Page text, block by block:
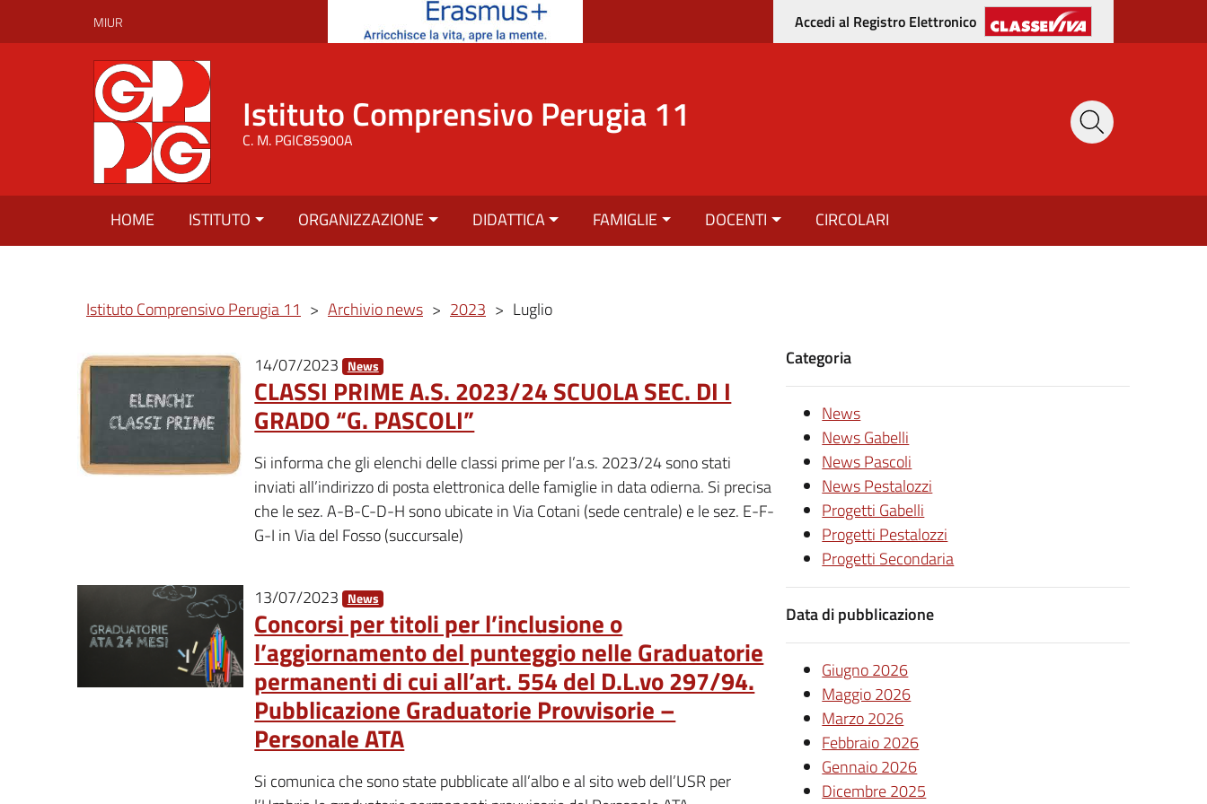
MIUR Accedi al Registro Elettronico
Istituto Comprensivo Perugia 11
C. M. PGIC85900A
HOME ISTITUTO ORGANIZZAZIONE DIDATTICA FAMIGLIE DOCENTI CIRCOLARI
Istituto Comprensivo Perugia 11 > Archivio news > 2023 > Luglio
14/07/2023 News
CLASSI PRIME A.S. 2023/24 SCUOLA SEC. DI I
GRADO “G. PASCOLI”
Si informa che gli elenchi delle classi prime per l’a.s. 2023/24 sono stati
inviati all’indirizzo di posta elettronica delle famiglie in data odierna. Si precisa
che le sez. A-B-C-D-H sono ubicate in Via Cotani (sede centrale) e le sez. E-F-
G-I in Via del Fosso (succursale)
13/07/2023 News
Concorsi per titoli per l’inclusione o
l’aggiornamento del punteggio nelle Graduatorie
permanenti di cui all’art. 554 del D.L.vo 297/94.
Pubblicazione Graduatorie Provvisorie –
Personale ATA
Si comunica che sono state pubblicate all’albo e al sito web dell’USR per
Categoria
News
News Gabelli
News Pascoli
News Pestalozzi
Progetti Gabelli
Progetti Pestalozzi
Progetti Secondaria
Data di pubblicazione
Giugno 2026
Maggio 2026
Marzo 2026
Febbraio 2026
Gennaio 2026
Dicembre 2025